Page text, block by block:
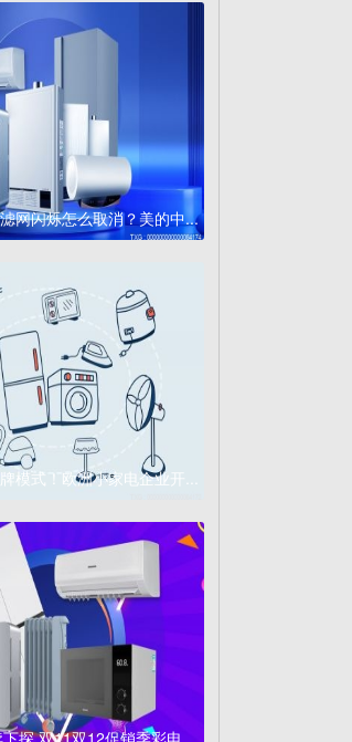
网闪烁怎么取消？美的中...
模式！欧洲小家电企业开...
探 双11双12促销季彩电...